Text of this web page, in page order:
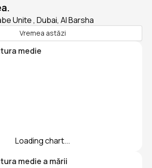
Unite , Dubai, Al Barsha
Vremea astăzi
medie
Loading chart...
medie a mării